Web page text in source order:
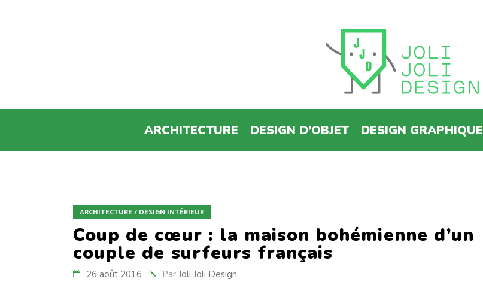
ARCHITECTURE DESIGN D’OBJET DESIGN GRAPHIQUE
ARCHITECTURE / DESIGN INTÉRIEUR
Coup de cœur : la maison bohémienne d’un
couple de surfeurs français
26 août 2016 Par Joli Joli Design